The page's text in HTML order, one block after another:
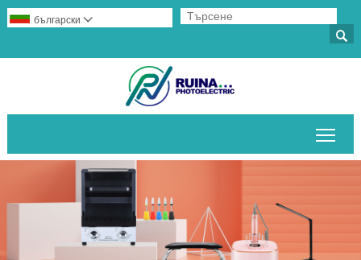

български 